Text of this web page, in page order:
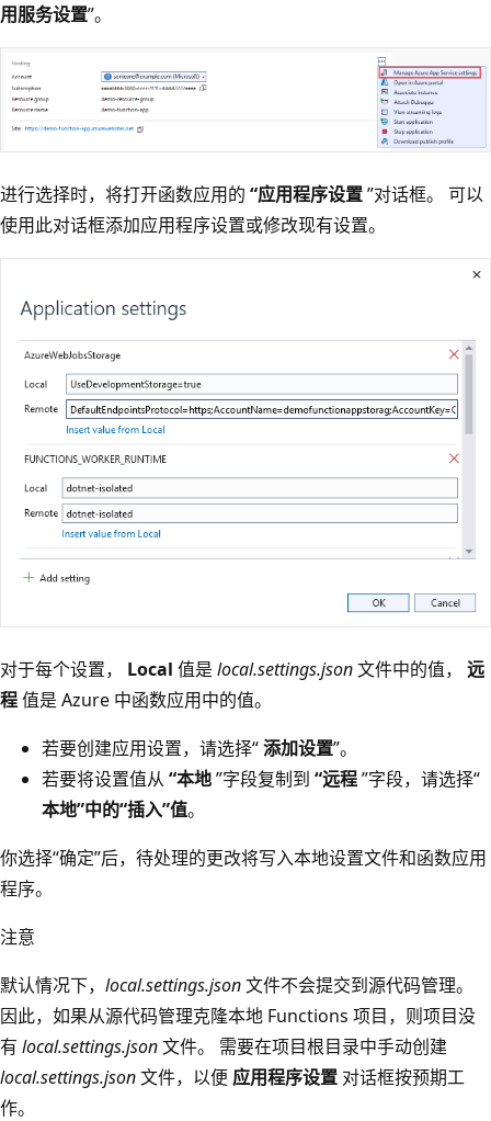
用服务设置”。
进行选择时，将打开函数应用的 “应用程序设置”对话框。 可以
使用此对话框添加应用程序设置或修改现有设置。
对于每个设置， Local 值是 local.settings.json文件中的值， 远
程值是 Azure 中函数应用中的值。
若要创建应用设置，请选择“添加设置”。
若要将设置值从 “本地”字段复制到 “远程”字段，请选择“
本地”中的“插入”值。
你选择“确定”后，待处理的更改将写入本地设置文件和函数应用
程序。
注意
默认情况下， local.settings.json文件不会提交到源代码管理。
因此，如果从源代码管理克隆本地 Functions 项目，则项目没
有 local.settings.json文件。 需要在项目根目录中手动创建
local.settings.json文件，以便 应用程序设置 对话框按预期工
作。